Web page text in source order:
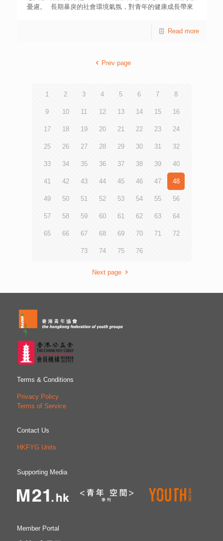
憂慮。 長期暴戾的社會環境氣氛，對青年的健康成長帶來
行為。我們絕不願意看見任何性命傷亡。事件已令本港珍重
淵。我們亦希望當局持平、透明、公正地徹查相關事件，維
動尋求專業支援和協助。本會的工作團隊將秉持一貫服務精
Read more
Prev page
1 2 3 4 5 6 7 8
9 10 11 12 13 14 15 16
17 18 19 20 21 22 23 24
25 26 27 28 29 30 31 32
33 34 35 36 37 38 39 40
41 42 43 44 45 46 47 48
49 50 51 52 53 54 55 56
57 58 59 60 61 62 63 64
65 66 67 68 69 70 71 72
73 74 75 76
Next page
Terms & Conditions
Privacy Policy
Terms of Service
Contact Us
HKFYG Units
Supporting Media
Member Portal